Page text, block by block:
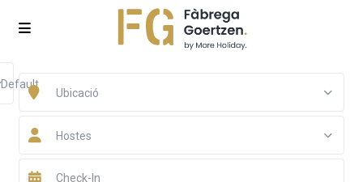
Ubicació
Hostes
Default